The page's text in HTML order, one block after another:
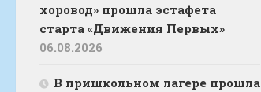
хоровод» прошла эстафета
старта «Движения Первых»
06.08.2026
В пришкольном лагере прошла